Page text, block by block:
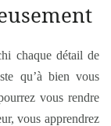
chaque détail de
qu’à bien vous
vous rendre
vous apprendrez